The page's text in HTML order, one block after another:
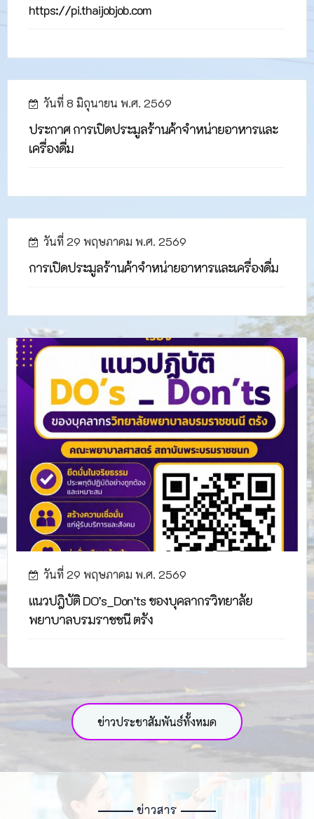
https://pi.thaijobjob.com
วันที่ 8 มิถุนายน พ.ศ. 2569
ประกาศ การเปิดประมูลร้านค้าจำหน่ายอาหารและ
เครื่องดื่ม
วันที่ 29 พฤษภาคม พ.ศ. 2569
การเปิดประมูลร้านค้าจำหน่ายอาหารและเครื่องดื่ม
วันที่ 29 พฤษภาคม พ.ศ. 2569
แนวปฎิบัติ DO’s_Don’ts ของบุคลากรวิทยาลัย
พยาบาลบรมราชชนี ตรัง
ข่าวประชาสัมพันธ์ทั้งหมด
ข่าวสาร